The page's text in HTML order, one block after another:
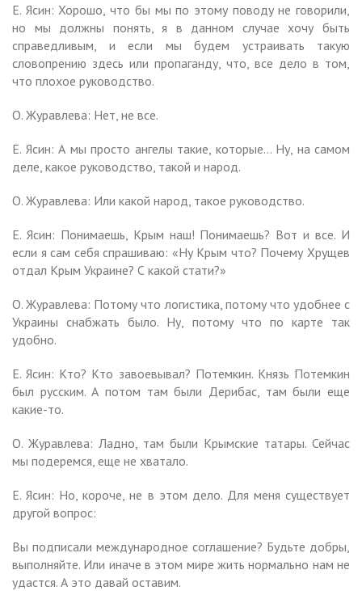
Е. Ясин: Хорошо, что бы мы по этому поводу не говорили,
но мы должны понять, я в данном случае хочу быть
справедливым, и если мы будем устраивать такую
словопрению здесь или пропаганду, что, все дело в том,
что плохое руководство.
О. Журавлева: Нет, не все.
Е. Ясин: А мы просто ангелы такие, которые… Ну, на самом
деле, какое руководство, такой и народ.
О. Журавлева: Или какой народ, такое руководство.
Е. Ясин: Понимаешь, Крым наш! Понимаешь? Вот и все. И
если я сам себя спрашиваю: «Ну Крым что? Почему Хрущев
отдал Крым Украине? С какой стати?»
О. Журавлева: Потому что логистика, потому что удобнее с
Украины снабжать было. Ну, потому что по карте так
удобно.
Е. Ясин: Кто? Кто завоевывал? Потемкин. Князь Потемкин
был русским. А потом там были Дерибас, там были еще
какие-то.
О. Журавлева: Ладно, там были Крымские татары. Сейчас
мы подеремся, еще не хватало.
Е. Ясин: Но, короче, не в этом дело. Для меня существует
другой вопрос:
Вы подписали международное соглашение? Будьте добры,
выполняйте. Или иначе в этом мире жить нормально нам не
удастся. А это давай оставим.